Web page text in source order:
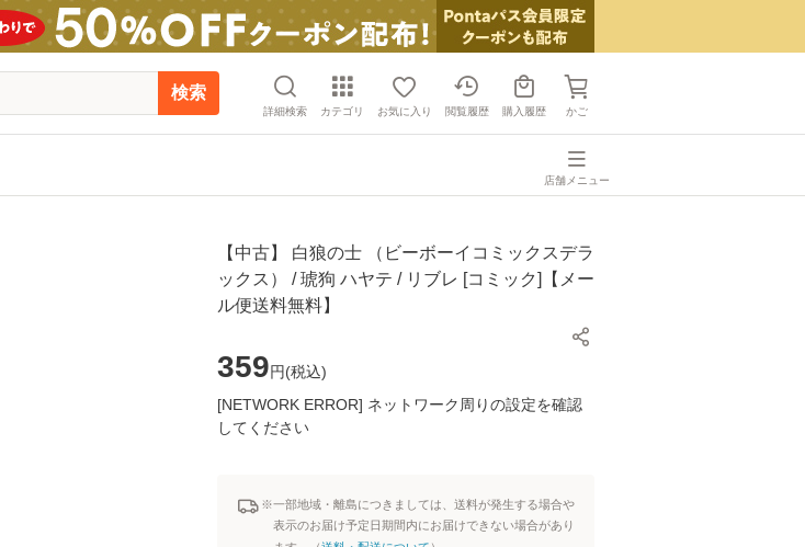
検索
詳細検索 カテゴリ お気に入り 閲覧履歴 購入履歴 かご
店舗メニュー
【中古】 白狼の士 （ビーボーイコミックスデラ
ックス） / 琥狗 ハヤテ / リブレ [コミック]【メー
ル便送料無料】
359円(税込)
[NETWORK ERROR] ネットワーク周りの設定を確認
してください
※一部地域・離島につきましては、送料が発生する場合や
表示のお届け予定日期間内にお届けできない場合があり